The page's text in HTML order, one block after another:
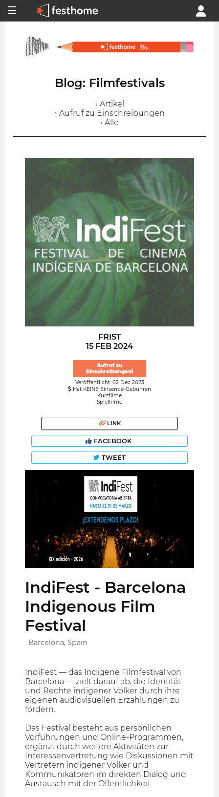
Blog: Filmfestivals
› Artikel
› Aufruf zu Einschreibungen
› Alle
FRIST
15 FEB 2024
Aufruf zu
Einschreibungen!
Veröffentlicht: 02 Dec 2023
Hat KEINE Einsende-Gebühren
Kurzfilme
Spielfilme
LINK
FACEBOOK
TWEET
IndiFest - Barcelona
Indigenous Film
Festival
Barcelona, Spain
IndiFest — das Indigene Filmfestival von
Barcelona — zielt darauf ab, die Identität
und Rechte indigener Völker durch ihre
eigenen audiovisuellen Erzählungen zu
fördern.
Das Festival besteht aus persönlichen
Vorführungen und Online-Programmen,
ergänzt durch weitere Aktivitäten zur
Interessenvertretung wie Diskussionen mit
Vertretern indigener Völker und
Kommunikatoren im direkten Dialog und
Austausch mit der Öffentlichkeit.